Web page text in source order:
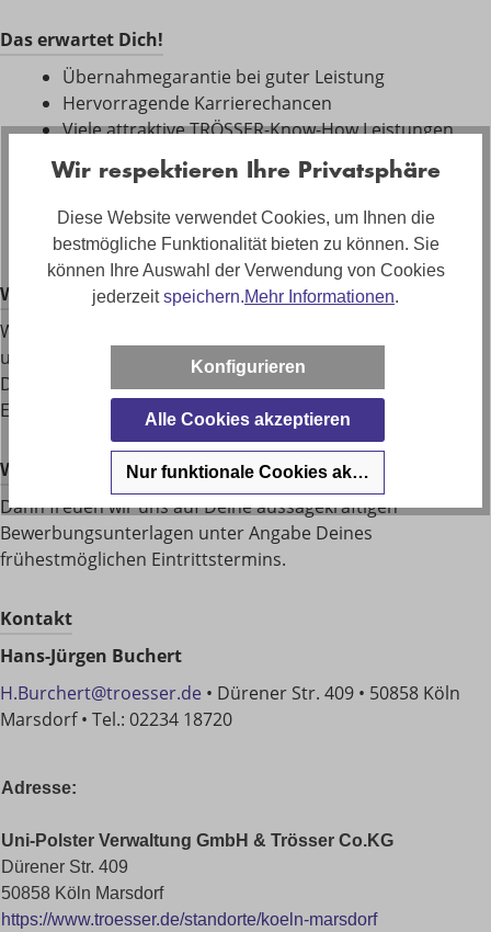
Das erwartet Dich!
Übernahmegarantie bei guter Leistung
Hervorragende Karrierechancen
Viele attraktive TRÖSSER-Know-How Leistungen
Überdurchschnittliches Ausbildungsgehalt
Getränke Flat und Azubi-Ticket
Tolle Kollegen in der TRÖSSER-Familie
Viele weitere
Was wir sonst noch Klasse ﬁnden:
Wenn Du einfach Mensch bist, offen und ehrlich. Wenn
unsere Ideen sich treffen: unsere Passion sind die Möbel –
Deine, die Beratung und der Verkauf. Es ist mehr als nur
EIN Job. Es ist DEIN Job
Wir haben Dein Interesse geweckt?
Dann freuen wir uns auf Deine aussagekräftigen
Bewerbungsunterlagen unter Angabe Deines
frühestmöglichen Eintrittstermins.
Kontakt
Hans-Jürgen Buchert
H.Burchert@troesser.de • Dürener Str. 409 • 50858 Köln
Marsdorf • Tel.: 02234 18720
Adresse:
Uni-Polster Verwaltung GmbH & Trösser Co.KG
Dürener Str. 409
50858 Köln Marsdorf
https://www.troesser.de/standorte/koeln-marsdorf
Wir respektieren Ihre Privatsphäre
Diese Website verwendet Cookies, um Ihnen die
bestmögliche Funktionalität bieten zu können. Sie
können Ihre Auswahl der Verwendung von Cookies
jederzeitspeichern.Mehr Informationen.
Konfigurieren
Alle Cookies akzeptieren
Nur funktionale Cookies akzeptieren